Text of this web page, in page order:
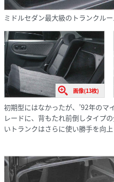
ミドルセダン最大級のトランクル
画像(13枚)
初期型にはなかったが、’92年のマ
レードに、背もたれ前倒しタイプ
いトランクはさらに使い勝手を向上